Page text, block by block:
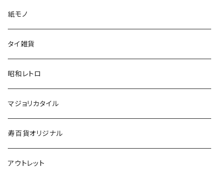
紙モノ
タイ雑貨
昭和レトロ
マジョリカタイル
寿百貨オリジナル
アウトレット